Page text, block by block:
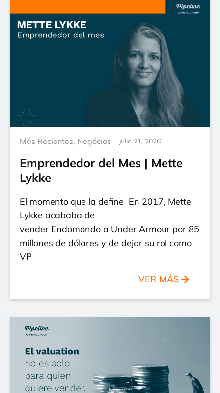
Más Recientes, Negócios julio 21, 2026
Emprendedor del Mes | Mette
Lykke
El momento que la define En 2017, Mette
Lykke acababa de
vender Endomondo a Under Armour por 85
millones de dólares y de dejar su rol como
VP
VER MÁS